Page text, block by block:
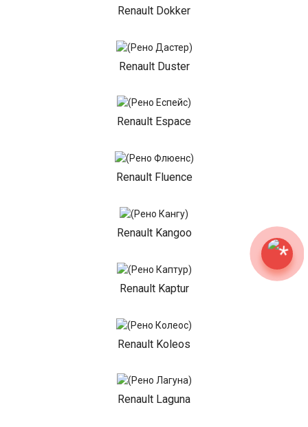
Renault Dokker
Renault Duster
Renault Espace
Renault Fluence
Renault Kangoo
Renault Kaptur
Renault Koleos
Renault Laguna